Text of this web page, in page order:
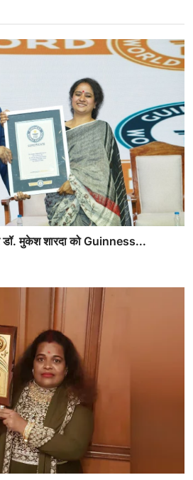
डॉ. मुकेश शारदा को Guinness...